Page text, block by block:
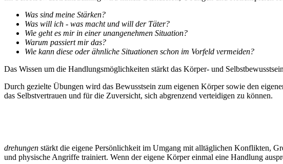
Was sind meine Stärken?
Was will ich - was macht und will der Täter?
Wie geht es mir in einer unangenehmen Situation?
Warum passiert mir das?
Wie kann diese oder ähnliche Situationen schon im Vorfeld vermeiden?
Das Wissen um die Handlungsmöglichkeiten stärkt das Körper- und
Durch gezielte Übungen wird das Bewusstsein zum eigenen Körper sowie den
das Selbstvertrauen und für die Zuversicht, sich abgrenzend verteidigen zu können.
drehungen stärkt die eigene Persönlichkeit im Umgang mit alltäglichen Konflikten,
und physische Angriffe trainiert. Wenn der eigene Körper einmal eine Handlung